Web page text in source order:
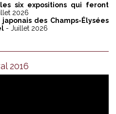
six expositions qui feront
2026
des Champs-Élysées
- Juillet 2026
2016